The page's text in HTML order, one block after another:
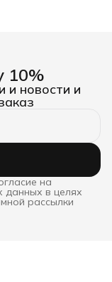
10%
и новости и
на
данных в целях
рассылки